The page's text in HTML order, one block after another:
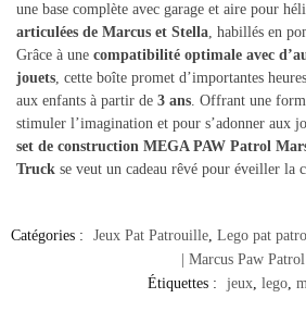
une base complète avec garage et aire pour
articulées de Marcus et Stella, habillés en
Grâce à une compatibilité optimale avec
jouets, cette boîte promet d’importantes
aux enfants à partir de 3 ans. Offrant une
stimuler l’imagination et pour s’adonner aux
set de construction MEGA PAW Patrol
Truck se veut un cadeau rêvé pour éveiller la
Catégories : Jeux Pat Patrouille, Lego pat
| Marcus Paw Patrol
Étiquettes :
jeux, lego,